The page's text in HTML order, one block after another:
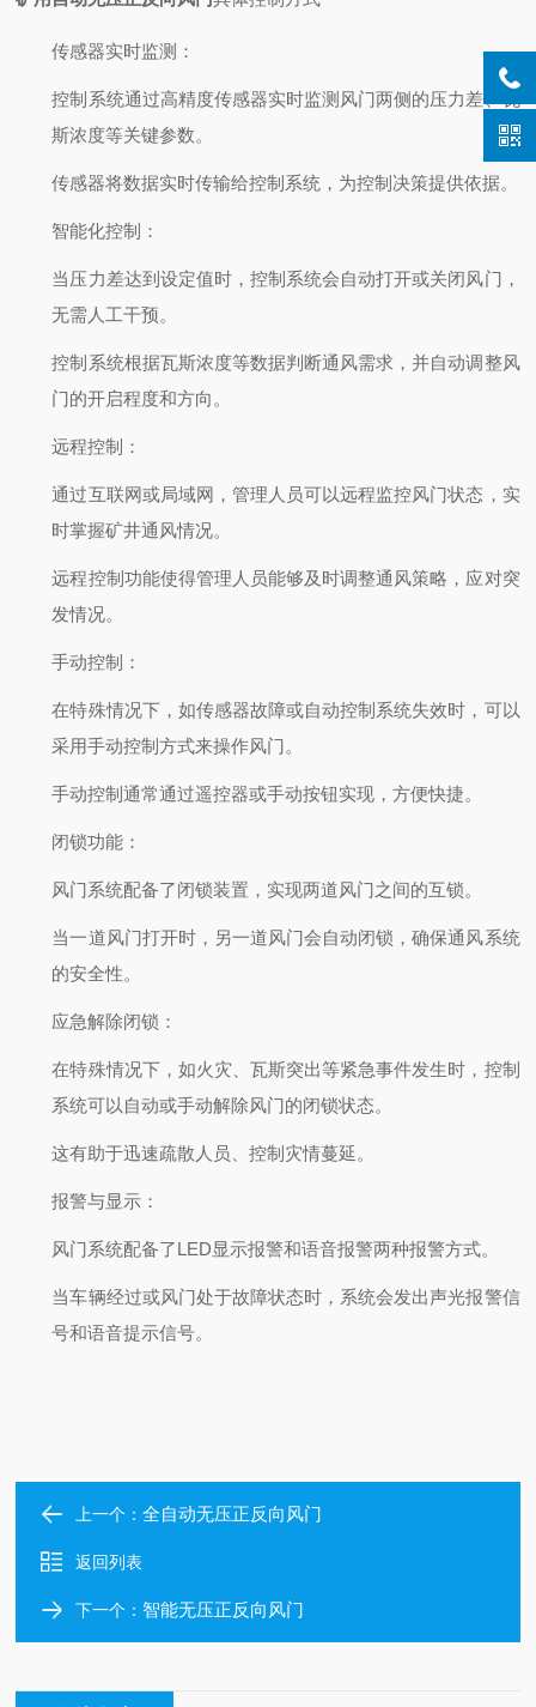
传感器实时监测 ：
控制系统通过高精度传感器实时监测风门两侧的压力差、瓦
斯浓度等关键参数。
传感器将数据实时传输给控制系统，为控制决策提供依据。
智能化控制 ：
当压力差达到设定值时，控制系统会自动打开或关闭风门，
无需人工干预。
控制系统根据瓦斯浓度等数据判断通风需求，并自动调整风
门的开启程度和方向。
远程控制 ：
通过互联网或局域网，管理人员可以远程监控风门状态，实
时掌握矿井通风情况。
远程控制功能使得管理人员能够及时调整通风策略，应对突
发情况。
手动控制 ：
在特殊情况下，如传感器故障或自动控制系统失效时，可以
采用手动控制方式来操作风门。
手动控制通常通过遥控器或手动按钮实现，方便快捷。
闭锁功能 ：
风门系统配备了闭锁装置，实现两道风门之间的互锁。
当一道风门打开时，另一道风门会自动闭锁，确保通风系统
的安全性。
应急解除闭锁 ：
在特殊情况下，如火灾、瓦斯突出等紧急事件发生时，控制
系统可以自动或手动解除风门的闭锁状态。
这有助于迅速疏散人员、控制灾情蔓延。
报警与显示 ：
风门系统配备了LED显示报警和语音报警两种报警方式。
当车辆经过或风门处于故障状态时，系统会发出声光报警信
号和语音提示信号。
上一个：全自动无压正反向风门
返回列表
下一个： 智能无压正反向风门